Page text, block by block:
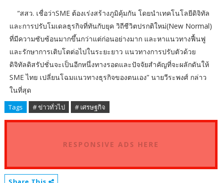
“สสว. เชื่อว่าSME ต้องเร่งสร้างภูมิคุ้มกัน โดยนำเทคโนโลยีดิจิทัล
และการปรับโมเดลธุรกิจที่ทันกับยุค วิถีชีวิตปรกติใหม่(New Normal)
ที่มีความซับซ้อนมากขึ้นกว่าแต่ก่อนอย่างมาก และหาแนวทางฟื้นฟู
และรักษาการเติบโตต่อไปในระยะยาว แนวทางการปรับตัวด้วย
ดิจิทัลดิสรัปชั่นจะเป็นอีกหนึ่งทางรอดและปัจจัยสำคัญที่จะผลักดันให้
SME ไทย เปลี่ยนโฉมแนวทางธุรกิจของตนเอง” นายวีระพงศ์ กล่าว
ในที่สุด
Tags # ข่าวทั่วไป # เศรษฐกิจ
RESPONSIVE ADS HERE